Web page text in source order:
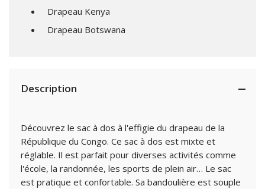
Drapeau Kenya
Drapeau Botswana
Description
Découvrez le sac à dos à l'effigie du drapeau de la
République du Congo. Ce sac à dos est mixte et
réglable. Il est parfait pour diverses activités comme
l'école, la randonnée, les sports de plein air… Le sac
est pratique et confortable. Sa bandoulière est souple